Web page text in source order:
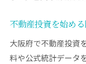
資産運用に
報
不動産投
不動産投資を始め
大阪府で不動産投資
料や公式統計データ